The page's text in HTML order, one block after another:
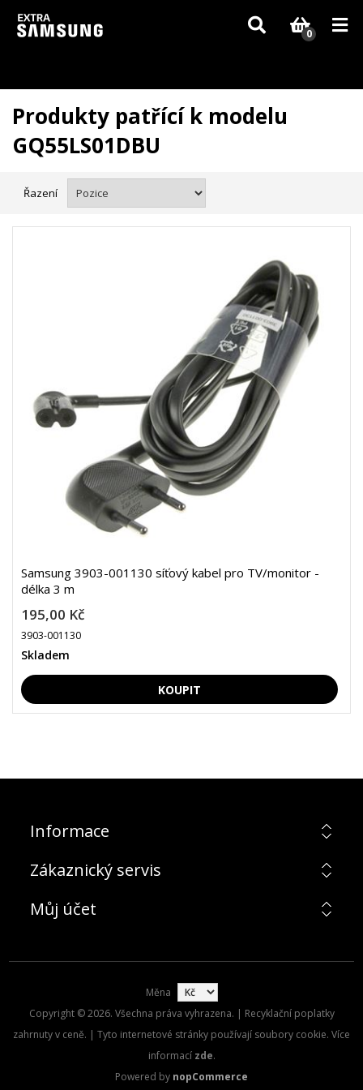
Vzhledem k aktuální situaci se může dodání dílů, které nejsou skladem,
zpozdit. Děkujeme za pochopení.
0
Produkty patřící k modelu
GQ55LS01DBU
Řazení
Samsung 3903-001130 síťový kabel pro TV/monitor -
délka 3 m
195,00 Kč
3903-001130
Skladem
Informace
Zákaznický servis
Můj účet
Měna
Copyright © 2026. Všechna práva vyhrazena. | Recyklační poplatky
zahrnuty v ceně. | Tyto internetové stránky používají soubory cookie. Více
informací zde.
Powered by nopCommerce